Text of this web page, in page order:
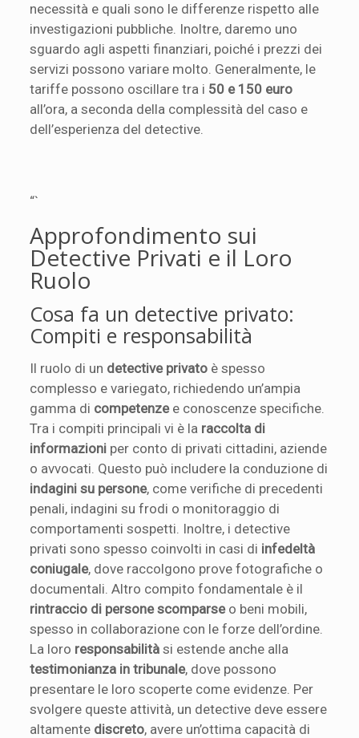
necessità e quali sono le differenze rispetto alle
investigazioni pubbliche. Inoltre, daremo uno
sguardo agli aspetti finanziari, poiché i prezzi dei
servizi possono variare molto. Generalmente, le
tariffe possono oscillare tra i 50 e 150 euro
all’ora, a seconda della complessità del caso e
dell’esperienza del detective.
“`
Approfondimento sui
Detective Privati e il Loro
Ruolo
Cosa fa un detective privato:
Compiti e responsabilità
Il ruolo di un detective privato è spesso
complesso e variegato, richiedendo un’ampia
gamma di competenzee conoscenze specifiche.
Tra i compiti principali vi è la raccolta di
informazioni per conto di privati cittadini, aziende
o avvocati. Questo può includere la conduzione di
indagini su persone, come verifiche di precedenti
penali, indagini su frodi o monitoraggio di
comportamenti sospetti. Inoltre, i detective
privati sono spesso coinvolti in casi di infedeltà
coniugale, dove raccolgono prove fotografiche o
documentali. Altro compito fondamentale è il
rintraccio di persone scomparseo beni mobili,
spesso in collaborazione con le forze dell’ordine.
La loro responsabilità si estende anche alla
testimonianza in tribunale, dove possono
presentare le loro scoperte come evidenze. Per
svolgere queste attività, un detective deve essere
altamente discreto, avere un’ottima capacità di